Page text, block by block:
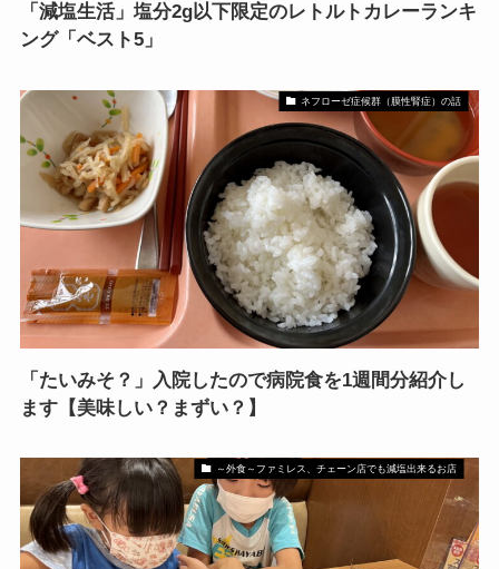
「減塩生活」塩分2g以下限定のレトルトカレーランキ
ング「ベスト5」
ネフローゼ症候群（膜性腎症）の話
「たいみそ？」入院したので病院食を1週間分紹介し
ます【美味しい？まずい？】
～外食～ファミレス、チェーン店でも減塩出来るお店